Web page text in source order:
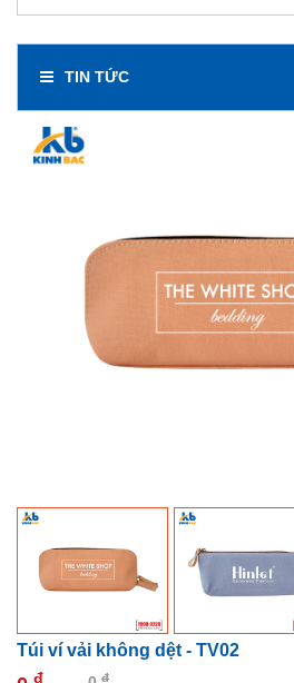
TIN TỨC
Túi ví vải không dệt - TV02
đ đ